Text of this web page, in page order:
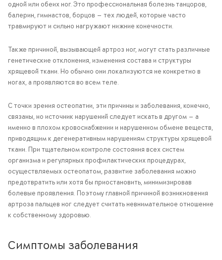
одной или обеих ног. Это профессиональная болезнь танцоров,
балерин, гимнастов, борцов — тех людей, которые часто
травмируют и сильно нагружают нижние конечности.
Также причиной, вызывающей артроз ног, могут стать различные
генетические отклонения, изменения состава и структуры
хрящевой ткани. Но обычно они локализуются не конкретно в
ногах, а проявляются во всем теле.
С точки зрения остеопатии, эти причины и заболевания, конечно,
связаны, но источник нарушений следует искать в другом — а
именно в плохом кровоснабжении и нарушенном обмене веществ,
приводящим к дегенеративным нарушениям структуры хрящевой
ткани. При тщательном контроле состояния всех систем
организма и регулярных профилактических процедурах,
осуществляемых остеопатом, развитие заболевания можно
предотвратить или хотя бы приостановить, минимизировав
болевые проявления. Поэтому главной причиной возникновения
артроза пальцев ног следует считать невнимательное отношение
к собственному здоровью.
Симптомы заболевания